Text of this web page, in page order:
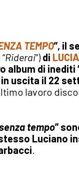
TEMPO”, il
Riderai”)di
album di inediti
in uscita il 22
lavoro
tempo”
Luciano